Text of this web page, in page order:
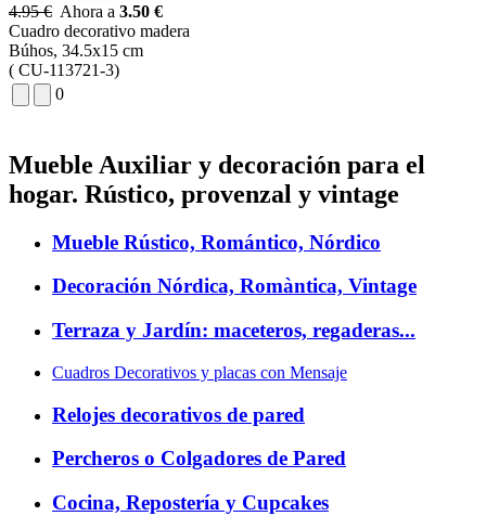
4.95 € Ahora a 3.50 €
Cuadro decorativo madera
Búhos, 34.5x15 cm
( CU-113721-3)
0
Mueble Auxiliar y decoración para el
hogar. Rústico, provenzal y vintage
Mueble Rústico, Romántico, Nórdico
Decoración Nórdica, Romàntica, Vintage
Terraza y Jardín: maceteros, regaderas...
Cuadros Decorativos y placas con Mensaje
Relojes decorativos de pared
Percheros o Colgadores de Pared
Cocina, Repostería y Cupcakes